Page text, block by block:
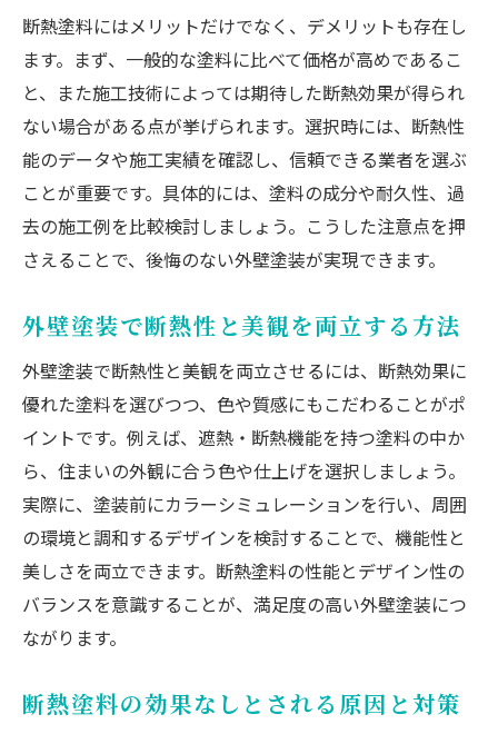
断熱塗料にはメリットだけでなく、デメリットも存在し
ます。まず、一般的な塗料に比べて価格が高めであるこ
と、また施工技術によっては期待した断熱効果が得られ
ない場合がある点が挙げられます。選択時には、断熱性
能のデータや施工実績を確認し、信頼できる業者を選ぶ
ことが重要です。具体的には、塗料の成分や耐久性、過
去の施工例を比較検討しましょう。こうした注意点を押
さえることで、後悔のない外壁塗装が実現できます。
外壁塗装で断熱性と美観を両立する方法
外壁塗装で断熱性と美観を両立させるには、断熱効果に
優れた塗料を選びつつ、色や質感にもこだわることがポ
イントです。例えば、遮熱・断熱機能を持つ塗料の中か
ら、住まいの外観に合う色や仕上げを選択しましょう。
実際に、塗装前にカラーシミュレーションを行い、周囲
の環境と調和するデザインを検討することで、機能性と
美しさを両立できます。断熱塗料の性能とデザイン性の
バランスを意識することが、満足度の高い外壁塗装につ
ながります。
断熱塗料の効果なしとされる原因と対策